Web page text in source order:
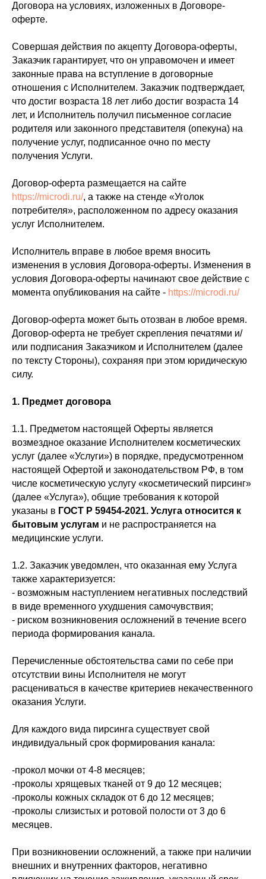
Договора на условиях, изложенных в Договоре-
оферте.
Совершая действия по акцепту Договора-оферты,
Заказчик гарантирует, что он управомочен и имеет
законные права на вступление в договорные
отношения с Исполнителем. Заказчик подтверждает,
что достиг возраста 18 лет либо достиг возраста 14
лет, и Исполнитель получил письменное согласие
родителя или законного представителя (опекуна) на
получение услуг, подписанное очно по месту
получения Услуги.
Договор-оферта размещается на сайте
https://microdi.ru/, а также на стенде «Уголок
потребителя», расположенном по адресу оказания
услуг Исполнителем.
Исполнитель вправе в любое время вносить
изменения в условия Договора-оферты. Изменения в
условия Договора-оферты начинают свое действие с
момента опубликования на сайте - https://microdi.ru/
Договор-оферта может быть отозван в любое время.
Договор-оферта не требует скрепления печатями и/
или подписания Заказчиком и Исполнителем (далее
по тексту Стороны), сохраняя при этом юридическую
силу.
1. Предмет договора
1.1. Предметом настоящей Оферты является
возмездное оказание Исполнителем косметических
услуг (далее «Услуги») в порядке, предусмотренном
настоящей Офертой и законодательством РФ, в том
числе косметическую услугу «косметический пирсинг»
(далее «Услуга»), общие требования к которой
указаны в ГОСТ Р 59454-2021. Услуга относится к
бытовым услугам и не распространяется на
медицинские услуги.
1.2. Заказчик уведомлен, что оказанная ему Услуга
также характеризуется:
- возможным наступлением негативных последствий
в виде временного ухудшения самочувствия;
- риском возникновения осложнений в течение всего
периода формирования канала.
Перечисленные обстоятельства сами по себе при
отсутствии вины Исполнителя не могут
расцениваться в качестве критериев некачественного
оказания Услуги.
Для каждого вида пирсинга существует свой
индивидуальный срок формирования канала:
-прокол мочки от 4-8 месяцев;
-проколы хрящевых тканей от 9 до 12 месяцев;
-проколы кожных складок от 6 до 12 месяцев;
-проколы слизистых и ротовой полости от 3 до 6
месяцев.
При возникновении осложнений, а также при наличии
внешних и внутренних факторов, негативно